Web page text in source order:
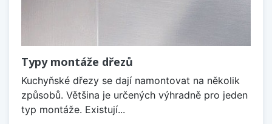
Typy montáže dřezů
Kuchyňské dřezy se dají namontovat na několik
způsobů. Většina je určených výhradně pro jeden
typ montáže. Existují...